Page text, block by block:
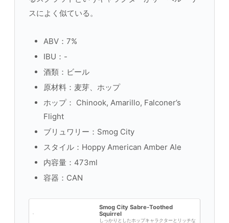
スによく似ている。
ABV：7%
IBU：-
酒類：ビール
原材料：麦芽、ホップ
ホップ： Chinook, Amarillo, Falconer’s
Flight
ブリュワリー：Smog City
スタイル：Hoppy American Amber Ale
内容量：473ml
容器：CAN
Smog City Sabre-Toothed
Squirrel
しっかりとしたホップキャラクターとリッチな